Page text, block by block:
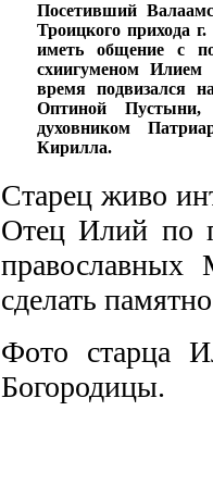
Посетивший
Троицкого прихода
иметь общение с
схиигуменом
время подвизался
Оптиной
духовником
Кирилла.
Старец живо
Отец Илий по
православных
сделать
Фото старца
Богородицы.